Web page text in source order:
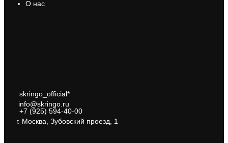
О нас
skringo_official*
info@skringo.ru
+7 (925) 594-40-00
г. Москва, Зубовский проезд, 1